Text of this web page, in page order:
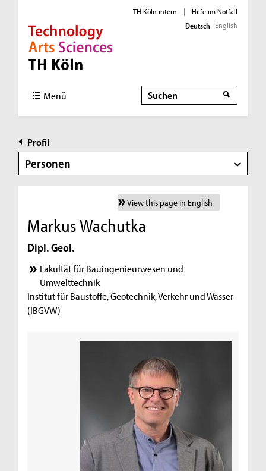
Direkt zur Hauptnavigation
Direkt zur Subnavigation
Direkt zum Inhalt
Direkt zum Fußbereich
TH Köln intern |
Hilfe im Notfall
Deutsch English
Menü Suche
Profil
Personen
View this page in English
Markus Wachutka
Dipl. Geol.
Fakultät für Bauingenieurwesen und
Umwelttechnik
Institut für Baustoffe, Geotechnik, Verkehr und Wasser
(IBGVW)